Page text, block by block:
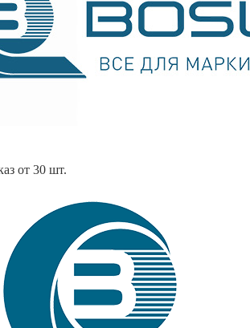
от 30 шт.